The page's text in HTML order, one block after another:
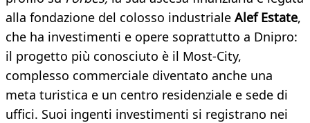
alla fondazione del colosso industriale Alef Estate,
che ha investimenti e opere soprattutto a Dnipro:
il progetto più conosciuto è il Most-City,
complesso commerciale diventato anche una
meta turistica e un centro residenziale e sede di
uffici. Suoi ingenti investimenti si registrano nei